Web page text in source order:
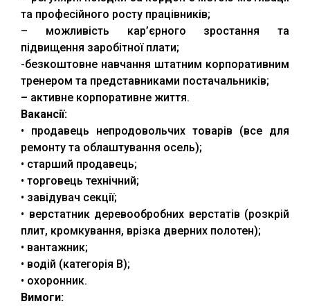
та професійного росту працівників;
– можливість кар’єрного зростання та
підвищення заробітної плати;
-безкоштовне навчання штатним корпоративним
тренером та представниками постачальників;
– активне корпоративне життя.
Вакансії:
• продавець непродовольчих товарів (все для
ремонту та облаштування осель);
• старший продавець;
• торговець технічний;
• завідувач секції;
• верстатник деревообробних верстатів (розкрій
плит, кромкування, врізка дверних полотен);
• вантажник;
• водій (категорія В);
• охоронник.
Вимоги: